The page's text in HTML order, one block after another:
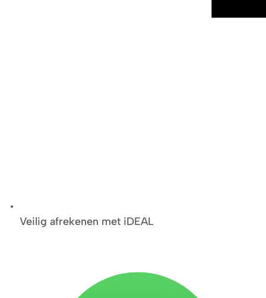
Veilig afrekenen met iDEAL